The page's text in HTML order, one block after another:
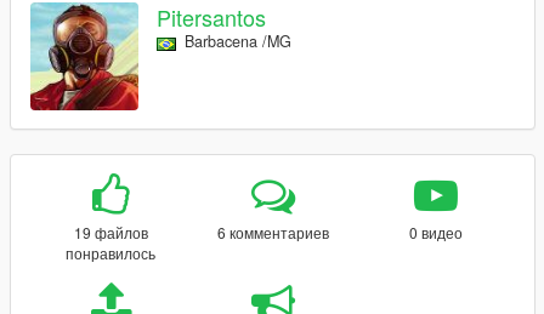
Pitersantos
Barbacena /MG
19 файлов
понравилось
6 комментариев 0 видео